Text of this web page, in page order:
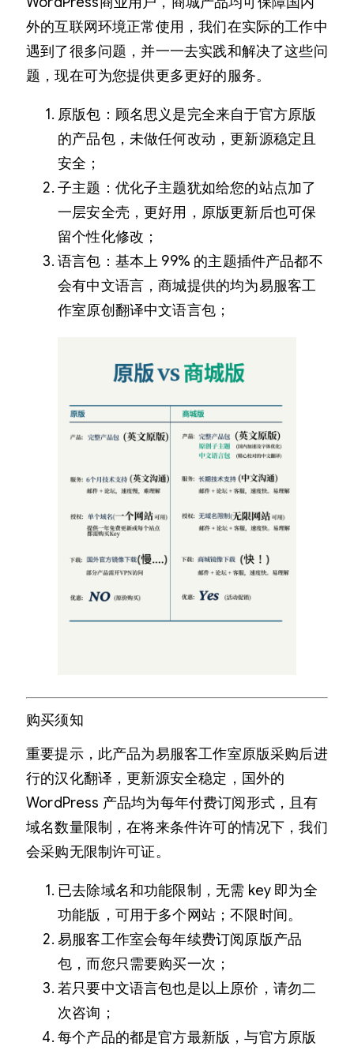
外的互联网环境正常使用，我们在实际的工作中
遇到了很多问题，并一一去实践和解决了这些问
题，现在可为您提供更多更好的服务。
原版包：顾名思义是完全来自于官方原版
的产品包，未做任何改动，更新源稳定且
安全；
子主题：优化子主题犹如给您的站点加了
一层安全壳，更好用，原版更新后也可保
留个性化修改；
语言包：基本上 99% 的主题插件产品都不
会有中文语言，商城提供的均为易服客工
作室原创翻译中文语言包；
购买须知
重要提示，此产品为易服客工作室原版采购后进
行的汉化翻译，更新源安全稳定，国外的
WordPress 产品均为每年付费订阅形式，且有
域名数量限制，在将来条件许可的情况下，我们
会采购无限制许可证。
已去除域名和功能限制，无需 key 即为全
功能版，可用于多个网站；不限时间。
易服客工作室会每年续费订阅原版产品
包，而您只需要购买一次；
若只要中文语言包也是以上原价，请勿二
次咨询；
每个产品的都是官方最新版，与官方原版